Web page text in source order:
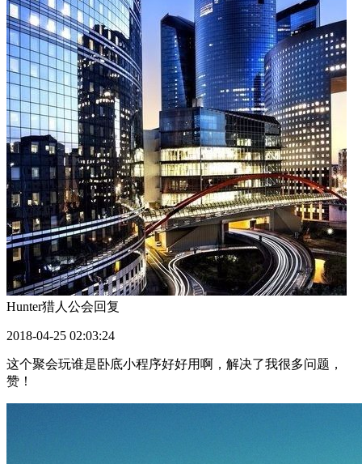
Hunter猎人公会回复
2018-04-25 02:03:24
这个聚会玩谁是卧底小程序好好用啊，解决了我很多问题，
赞！